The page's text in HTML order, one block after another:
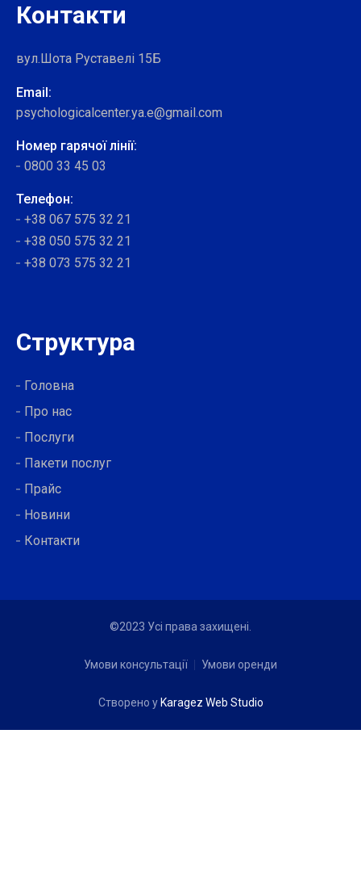
Контакти
вул.Шота Руставелі 15Б
Email:
psychologicalcenter.ya.e@gmail.com
Номер гарячої лінії:
0800 33 45 03
Телефон:
+38 067 575 32 21
+38 050 575 32 21
+38 073 575 32 21
Структура
Головна
Про нас
Послуги
Пакети послуг
Прайс
Новини
Контакти
©2023 Усі права захищені.
Умови консультації Умови оренди
Створено у Karagez Web Studio